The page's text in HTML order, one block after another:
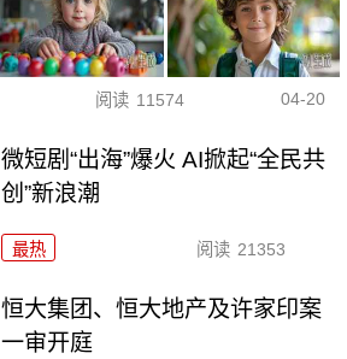
阅读 11574 04-20
微短剧“出海”爆火 AI掀起“全民共
创”新浪潮
最热 阅读 21353
恒大集团、恒大地产及许家印案
一审开庭